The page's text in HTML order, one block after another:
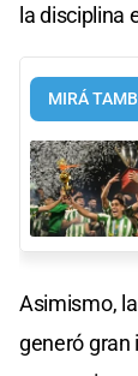
la disciplina
MIRÁ
Asimismo,
generó gran